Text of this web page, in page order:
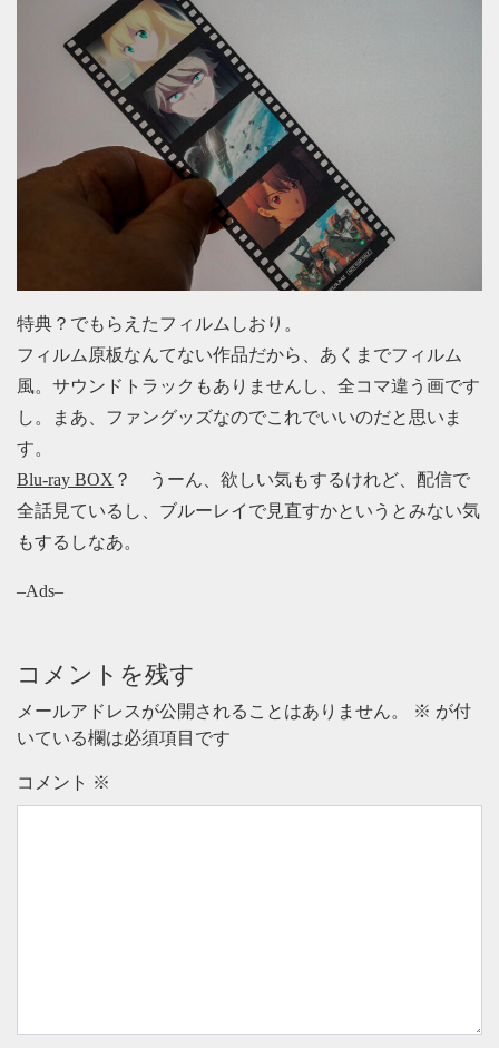
特典？でもらえたフィルムしおり。
フィルム原板なんてない作品だから、あくまでフィルム
風。サウンドトラックもありませんし、全コマ違う画です
し。まあ、ファングッズなのでこれでいいのだと思いま
す。
Blu-ray BOX ？ うーん、欲しい気もするけれど、配信で
全話見ているし、ブルーレイで見直すかというとみない気
もするしなあ。
–Ads–
コメントを残す
メールアドレスが公開されることはありません。 ※ が付
いている欄は必須項目です
コメント ※